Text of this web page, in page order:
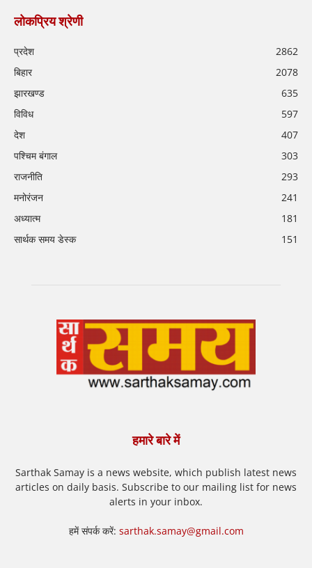
लोकप्रिय श्रेणी
प्रदेश
2862
बिहार
2078
झारखण्ड
635
विविध
597
देश
407
पश्चिम बंगाल
303
राजनीति
293
मनोरंजन
241
अध्यात्म
181
सार्थक समय डेस्क
151
हमारे बारे में
Sarthak Samay is a news website, which publish latest news
articles on daily basis. Subscribe to our mailing list for news
alerts in your inbox.
हमें संपर्क करें: sarthak.samay@gmail.com